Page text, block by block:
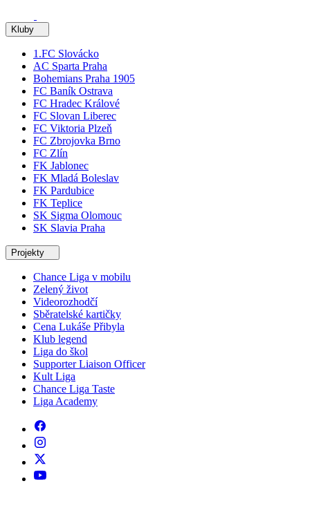
Kluby
1.FC Slovácko
AC Sparta Praha
Bohemians Praha 1905
FC Baník Ostrava
FC Hradec Králové
FC Slovan Liberec
FC Viktoria Plzeň
FC Zbrojovka Brno
FC Zlín
FK Jablonec
FK Mladá Boleslav
FK Pardubice
FK Teplice
SK Sigma Olomouc
SK Slavia Praha
Projekty
Chance Liga v mobilu
Zelený život
Videorozhodčí
Sběratelské kartičky
Cena Lukáše Přibyla
Klub legend
Liga do škol
Supporter Liaison Officer
Kult Liga
Chance Liga Taste
Liga Academy